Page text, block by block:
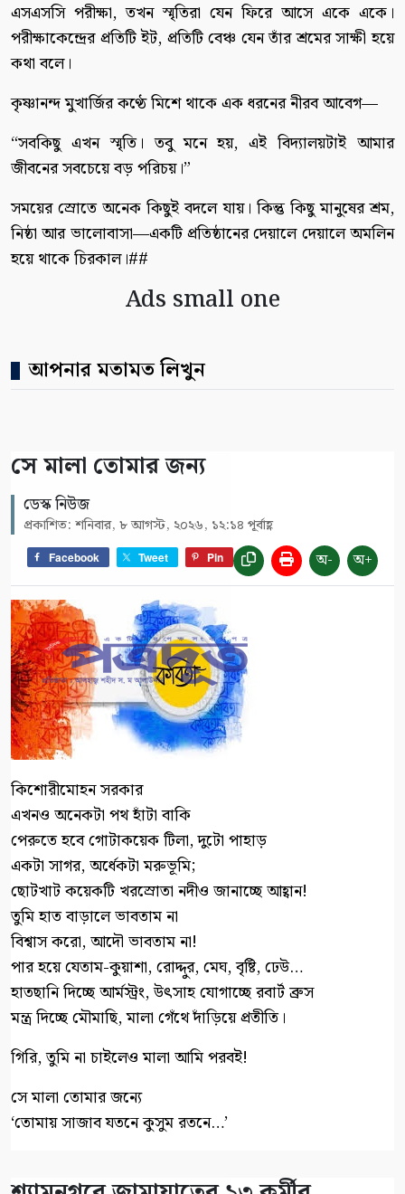
এসএসসি পরীক্ষা, তখন স্মৃতিরা যেন ফিরে আসে একে একে।
পরীক্ষাকেন্দ্রের প্রতিটি ইট, প্রতিটি বেঞ্চ যেন তাঁর শ্রমের সাক্ষী হয়ে
কথা বলে।
কৃষ্ণানন্দ মুখার্জির কণ্ঠে মিশে থাকে এক ধরনের নীরব আবেগ—
“সবকিছু এখন স্মৃতি। তবু মনে হয়, এই বিদ্যালয়টাই আমার
জীবনের সবচেয়ে বড় পরিচয়।”
সময়ের স্রোতে অনেক কিছুই বদলে যায়। কিন্তু কিছু মানুষের শ্রম,
নিষ্ঠা আর ভালোবাসা—একটি প্রতিষ্ঠানের দেয়ালে দেয়ালে অমলিন
হয়ে থাকে চিরকাল।##
Ads small one
আপনার মতামত লিখুন
সে মালা তোমার জন্য
ডেস্ক নিউজ
প্রকাশিত: শনিবার, ৮ আগস্ট, ২০২৬, ১২:১৪ পূর্বাহ্ণ
Facebook Tweet Pin অ- অ+
কিশোরীমোহন সরকার
এখনও অনেকটা পথ হাঁটা বাকি
পেরুতে হবে গোটাকয়েক টিলা, দুটো পাহাড়
একটা সাগর, অর্ধেকটা মরুভূমি;
ছোটখাট কয়েকটি খরস্রোতা নদীও জানাচ্ছে আহ্বান!
তুমি হাত বাড়ালে ভাবতাম না
বিশ্বাস করো, আদৌ ভাবতাম না!
পার হয়ে যেতাম-কুয়াশা, রোদ্দুর, মেঘ, বৃষ্টি, ঢেউ…
হাতছানি দিচ্ছে আর্মস্ট্রং, উৎসাহ যোগাচ্ছে রবার্ট ব্রুস
মন্ত্র দিচ্ছে মৌমাছি, মালা গেঁথে দাঁড়িয়ে প্রতীতি।
গিরি, তুমি না চাইলেও মালা আমি পরবই!
সে মালা তোমার জন্যে
‘তোমায় সাজাব যতনে কুসুম রতনে…’